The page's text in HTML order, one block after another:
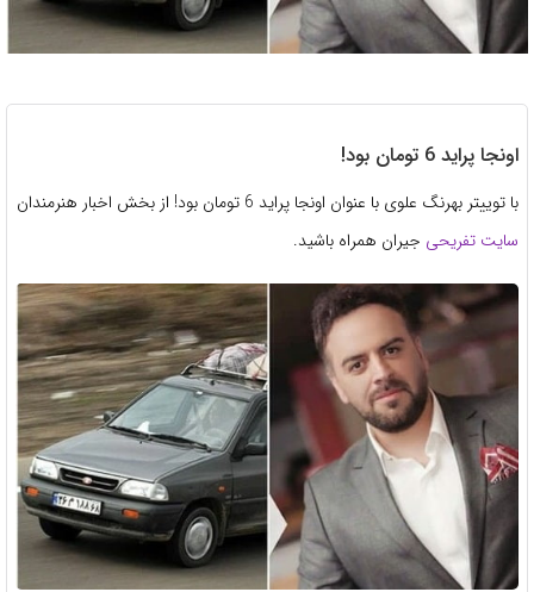
اونجا پراید 6 تومان بود!
با توییتر بهرنگ علوی با عنوان اونجا پراید 6 تومان بود! از بخش اخبار هنرمندان
سایت تفریحی جیران همراه باشید.